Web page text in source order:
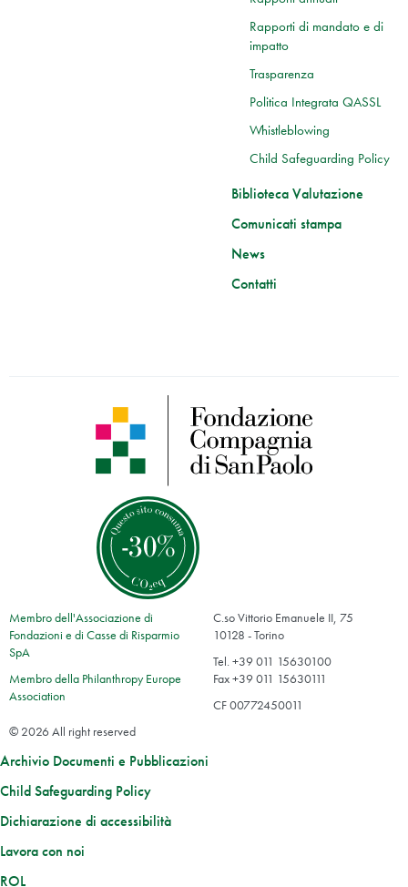
Rapporti di mandato e di
impatto
Trasparenza
Politica Integrata QASSL
Whistleblowing
Child Safeguarding Policy
Biblioteca Valutazione
Comunicati stampa
News
Contatti
Membro dell'Associazione di
Fondazioni e di Casse di Risparmio
SpA
Membro della Philanthropy Europe
Association
C.so Vittorio Emanuele II, 75
10128 - Torino
Tel. +39 011 15630100
Fax +39 011 15630111
CF 00772450011
© 2026 All right reserved
Archivio Documenti e Pubblicazioni
Child Safeguarding Policy
Dichiarazione di accessibilità
Lavora con noi
ROL